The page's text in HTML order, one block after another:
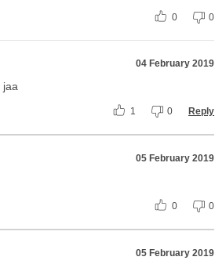
0 0
04 February 2019
jaa
1 0 Reply
05 February 2019
0 0
05 February 2019